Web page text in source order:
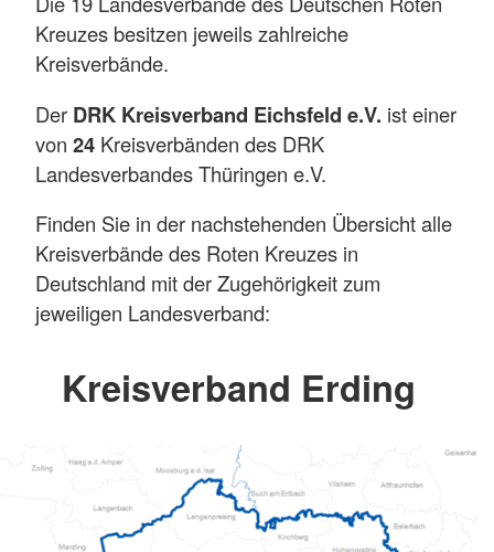
Kreuzes besitzen jeweils zahlreiche
Kreisverbände.
Der DRK Kreisverband Eichsfeld e.V. ist einer
von 24 Kreisverbänden des DRK
Landesverbandes Thüringen e.V.
Finden Sie in der nachstehenden Übersicht alle
Kreisverbände des Roten Kreuzes in
Deutschland mit der Zugehörigkeit zum
jeweiligen Landesverband:
Kreisverband Erding